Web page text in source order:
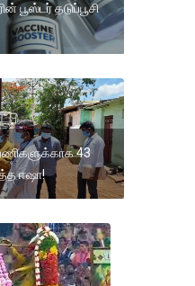
பூஸ்டர் தடுப்பூசி
43
ஈஷா!